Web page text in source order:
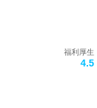
福利厚生
4.5